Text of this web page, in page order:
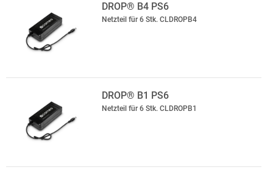
DROP® B4 PS6
Netzteil für 6 Stk. CLDROPB4
DROP® B1 PS6
Netzteil für 6 Stk. CLDROPB1